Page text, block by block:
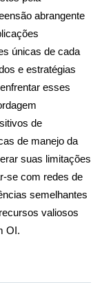
abrangente
únicas de cada
e estratégias
esses
de
de manejo da
suas limitações
se com redes de
semelhantes
valiosos
OI.